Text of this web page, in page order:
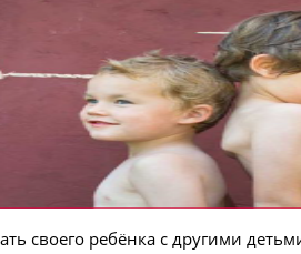
своего ребёнка с другими